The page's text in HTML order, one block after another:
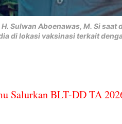
H. Sulwan Aboenawas, M. Si
di lokasi vaksinasi terkait
Salurkan BLT-DD TA